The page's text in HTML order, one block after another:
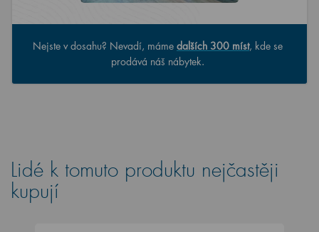
Nejste v dosahu? Nevadí, máme dalších 300 míst, kde se
prodává náš nábytek.
Lidé k tomuto produktu nejčastěji
kupují